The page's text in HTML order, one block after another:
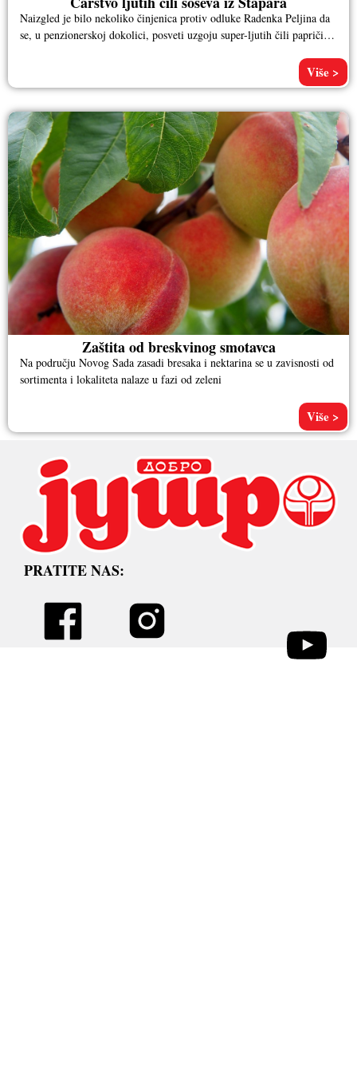
Naizgled je bilo nekoliko činjenica protiv odluke Radenka Peljina da
se, u penzionerskoj dokolici, posveti uzgoju super-ljutih čili papričica
Više >
Zaštita od breskvinog smotavca
Na području Novog Sada zasadi bresaka i nektarina se u zavisnosti od
sortimenta i lokaliteta nalaze u fazi od zeleni
Više >
PRATITE NAS: